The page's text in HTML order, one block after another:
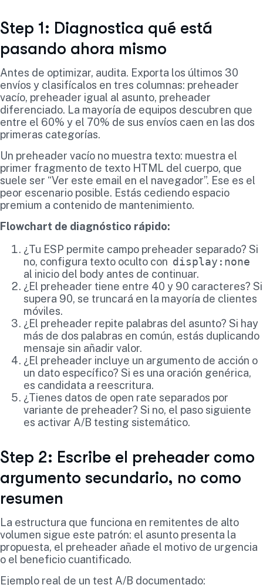
Step 1: Diagnostica qué está
pasando ahora mismo
Antes de optimizar, audita. Exporta los últimos 30
envíos y clasifícalos en tres columnas: preheader
vacío, preheader igual al asunto, preheader
diferenciado. La mayoría de equipos descubren que
entre el 60% y el 70% de sus envíos caen en las dos
primeras categorías.
Un preheader vacío no muestra texto: muestra el
primer fragmento de texto HTML del cuerpo, que
suele ser “Ver este email en el navegador”. Ese es el
peor escenario posible. Estás cediendo espacio
premium a contenido de mantenimiento.
Flowchart de diagnóstico rápido:
¿Tu ESP permite campo preheader separado? Si
no, configura texto oculto con display:none
al inicio del body antes de continuar.
¿El preheader tiene entre 40 y 90 caracteres? Si
supera 90, se truncará en la mayoría de clientes
móviles.
¿El preheader repite palabras del asunto? Si hay
más de dos palabras en común, estás duplicando
mensaje sin añadir valor.
¿El preheader incluye un argumento de acción o
un dato específico? Si es una oración genérica,
es candidata a reescritura.
¿Tienes datos de open rate separados por
variante de preheader? Si no, el paso siguiente
es activar A/B testing sistemático.
Step 2: Escribe el preheader como
argumento secundario, no como
resumen
La estructura que funciona en remitentes de alto
volumen sigue este patrón: el asunto presenta la
propuesta, el preheader añade el motivo de urgencia
o el beneficio cuantificado.
Ejemplo real de un test A/B documentado: